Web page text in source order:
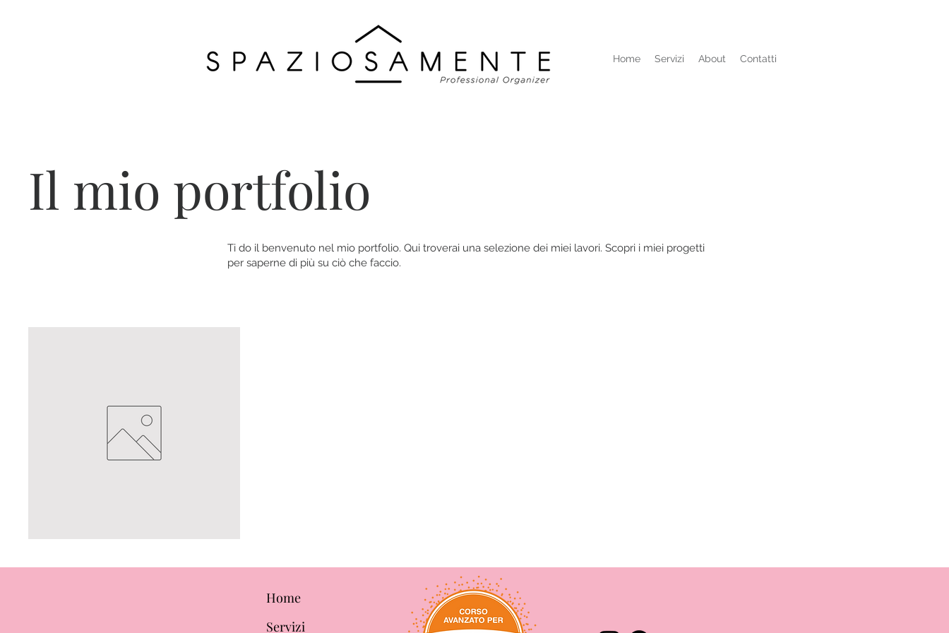
Home Servizi About Contatti
Il mio portfolio
Ti do il benvenuto nel mio portfolio. Qui troverai una selezione dei miei lavori. Scopri i miei progetti
per saperne di più su ciò che faccio.
Home
Servizi